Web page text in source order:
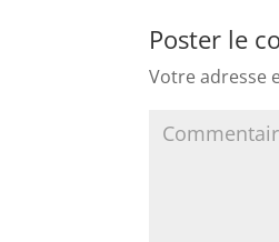
Poster le
Votre adresse